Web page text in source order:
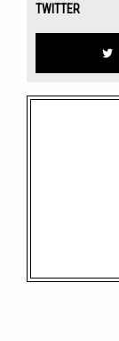
TWITTER